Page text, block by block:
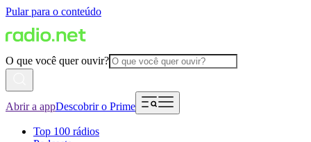
Pular para o conteúdo
O que você quer ouvir?
Abrir a appDescobrir o Prime
Top 100 rádios